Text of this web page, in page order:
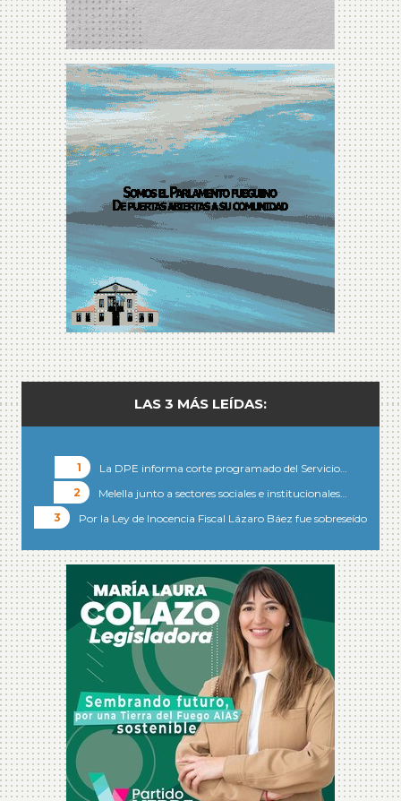
LAS 3 MÁS LEÍDAS:
La DPE informa corte programado del Servicio…
Melella junto a sectores sociales e institucionales…
Por la Ley de Inocencia Fiscal Lázaro Báez fue sobreseído